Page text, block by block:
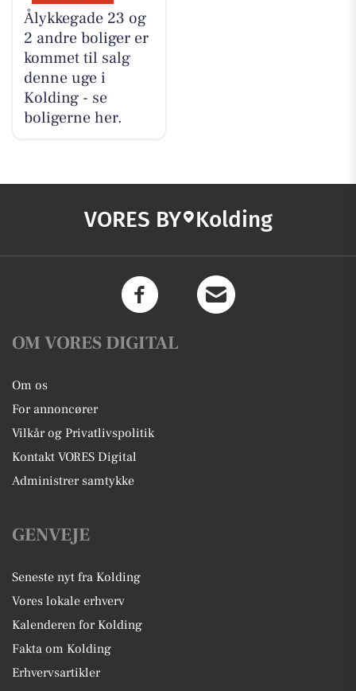
Ålykkegade 23 og
2 andre boliger er
kommet til salg
denne uge i
Kolding - se
boligerne her.
VORES BY Kolding
OM VORES DIGITAL
Om os
For annoncører
Vilkår og Privatlivspolitik
Kontakt VORES Digital
Administrer samtykke
GENVEJE
Seneste nyt fra Kolding
Vores lokale erhverv
Kalenderen for Kolding
Fakta om Kolding
Erhvervsartikler